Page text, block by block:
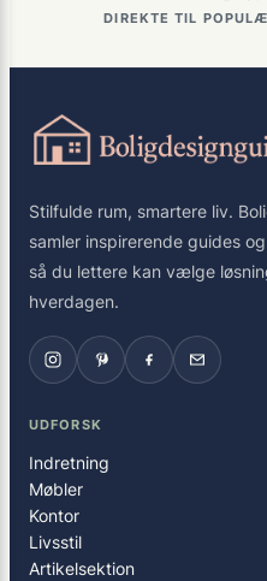
DIREKTE TIL
Stilfulde rum, smartere liv.
samler inspirerende guides
så du lettere kan vælge
hverdagen.
UDFORSK
Indretning
Møbler
Kontor
Livsstil
Artikelsektion